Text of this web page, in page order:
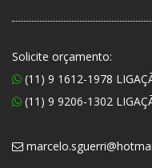
Solicite orçamento:
(11) 9 1612-1978
(11) 9 9206-1302